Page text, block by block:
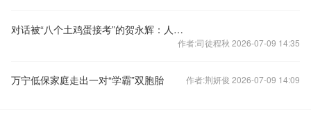
对话被“八个土鸡蛋接考”的贺永辉：人要靠自己努力才行
作者:司徒程秋 2026-07-09 14:35
万宁低保家庭走出一对“学霸”双胞胎 作者:荆妍俊 2026-07-09 14:09